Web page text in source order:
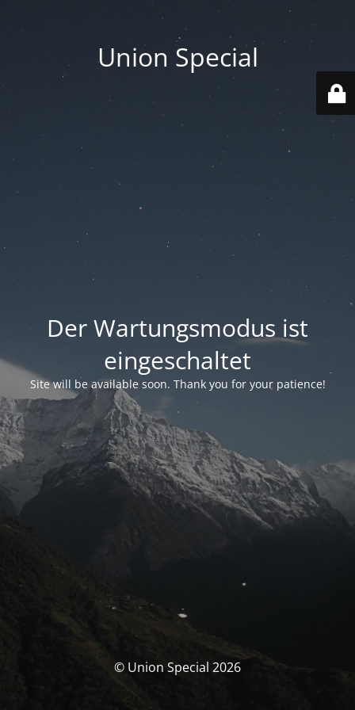
Union Special
Der Wartungsmodus ist
eingeschaltet
Site will be available soon. Thank you for your patience!
© Union Special 2026